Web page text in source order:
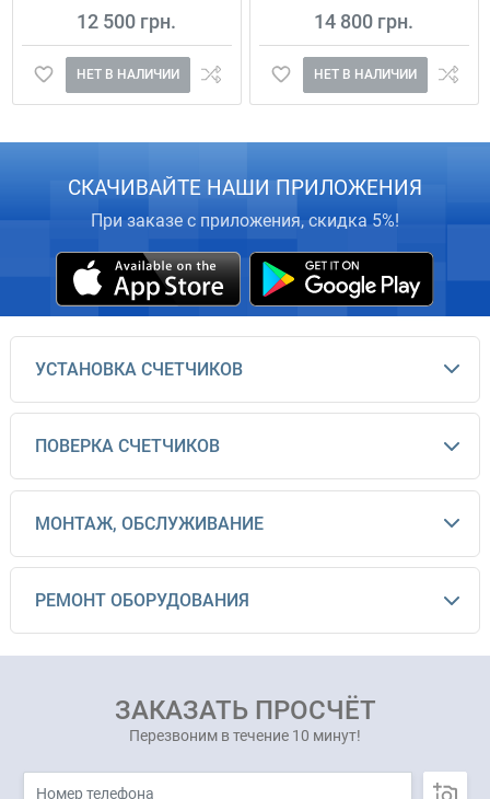
12 500 грн.
НЕТ В НАЛИЧИИ
14 800 грн.
НЕТ В НАЛИЧИИ
СКАЧИВАЙТЕ НАШИ ПРИЛОЖЕНИЯ
При заказе с приложения, скидка 5%!
УСТАНОВКА СЧЕТЧИКОВ
ПОВЕРКА СЧЕТЧИКОВ
МОНТАЖ, ОБСЛУЖИВАНИЕ
РЕМОНТ ОБОРУДОВАНИЯ
ЗАКАЗАТЬ ПРОСЧЁТ
Перезвоним в течение 10 минут!